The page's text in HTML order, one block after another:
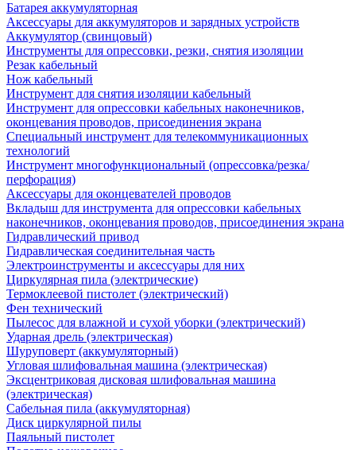
Батарея аккумуляторная
Аксессуары для аккумуляторов и зарядных устройств
Аккумулятор (свинцовый)
Инструменты для опрессовки, резки, снятия изоляции
Резак кабельный
Нож кабельный
Инструмент для снятия изоляции кабельный
Инструмент для опрессовки кабельных наконечников,
оконцевания проводов, присоединения экрана
Специальный инструмент для телекоммуникационных
технологий
Инструмент многофункциональный (опрессовка/резка/
перфорация)
Аксессуары для оконцевателей проводов
Вкладыш для инструмента для опрессовки кабельных
наконечников, оконцевания проводов, присоединения экрана
Гидравлический привод
Гидравлическая соединительная часть
Электроинструменты и аксессуары для них
Циркулярная пила (электрические)
Термоклеевой пистолет (электрический)
Фен технический
Пылесос для влажной и сухой уборки (электрический)
Ударная дрель (электрическая)
Шуруповерт (аккумуляторный)
Угловая шлифовальная машина (электрическая)
Эксцентриковая дисковая шлифовальная машина
(электрическая)
Сабельная пила (аккумуляторная)
Диск циркулярной пилы
Паяльный пистолет